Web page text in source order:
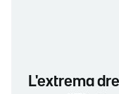
L'extrema